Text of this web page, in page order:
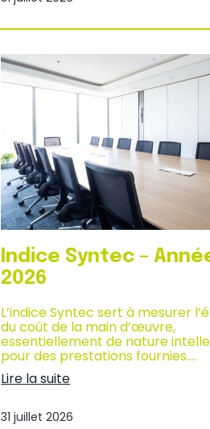
r
i
i
q
–
A
n
n
é
e
2
2
i
e
d
u
m
a
t
d
e
s
a
f
f
r
e
s
d
a
n
l
e
Indice Syntec –
2026
L’indice Syntec sert à mesurer
du coût de la main d’œuvre,
essentiellement de nature
pour des prestations fournies.…
Lire la suite
n
31 juillet 2026